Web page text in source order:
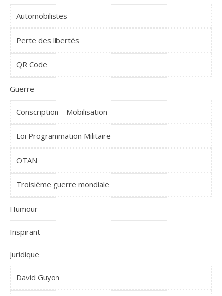
Automobilistes
Perte des libertés
QR Code
Guerre
Conscription – Mobilisation
Loi Programmation Militaire
OTAN
Troisième guerre mondiale
Humour
Inspirant
Juridique
David Guyon